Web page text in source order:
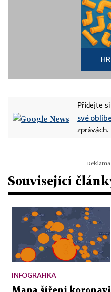
Přidejte
své
zprávách.
Související
INFOGRAFIKA
Mapa šíření